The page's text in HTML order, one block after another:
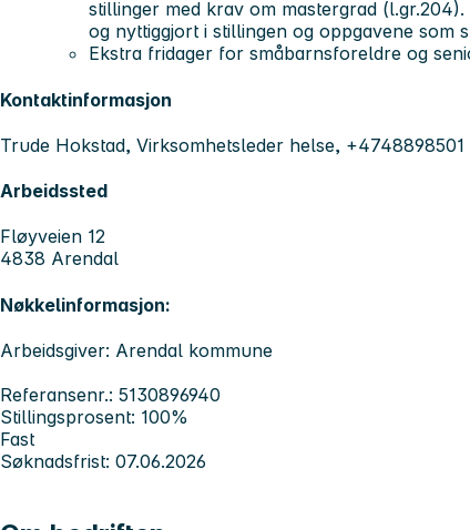
stillinger med krav om mastergrad
og nyttiggjort i stillingen og oppgavene som
Ekstra fridager for småbarnsforeldre og
Kontaktinformasjon
Trude Hokstad, Virksomhetsleder helse, +4748898501
Arbeidssted
Fløyveien 12
4838 Arendal
Nøkkelinformasjon:
Arbeidsgiver: Arendal kommune
Referansenr.: 5130896940
Stillingsprosent: 100%
Fast
Søknadsfrist: 07.06.2026